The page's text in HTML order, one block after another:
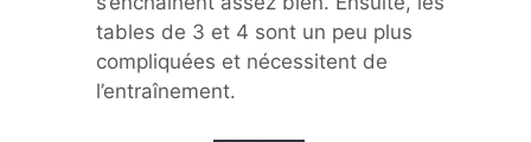
tables de 3 et 4 sont un peu plus
compliquées et nécessitent de
l’entraînement.